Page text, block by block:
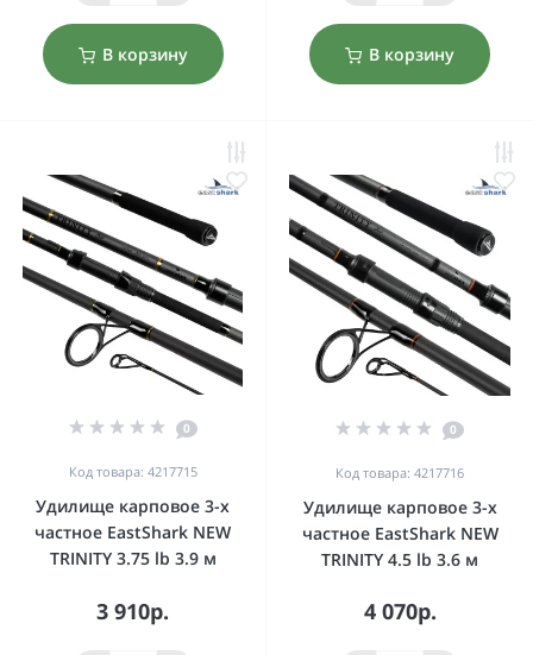
В корзину В корзину
0
Код товара: 4217715
Удилище карповое 3-х
частное EastShark NEW
TRINITY 3.75 lb 3.9 м
3 910р.
0
Код товара: 4217716
Удилище карповое 3-х
частное EastShark NEW
TRINITY 4.5 lb 3.6 м
4 070р.